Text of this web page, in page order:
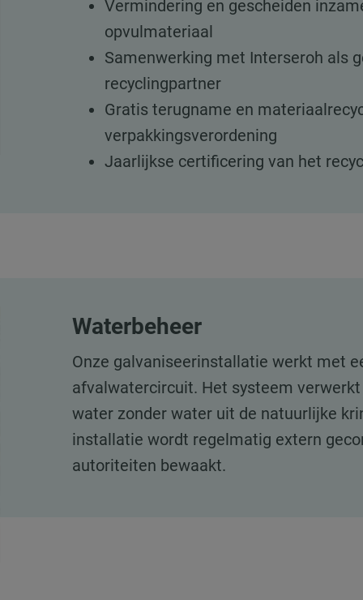
Vermindering en gescheiden
opvulmateriaal
Samenwerking met Interseroh als
recyclingpartner
Gratis terugname en
verpakkingsverordening
Jaarlijkse certificering van het
Waterbeheer
Onze galvaniseerinstallatie werkt met
afvalwatercircuit. Het systeem
water zonder water uit de natuurlijke
installatie wordt regelmatig extern
autoriteiten bewaakt.